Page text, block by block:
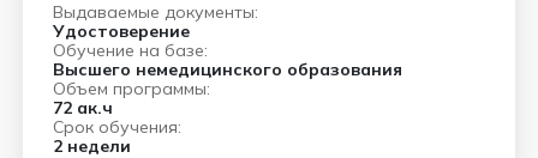
Выдаваемые документы:
Удостоверение
Обучение на базе:
Высшего немедицинского образования
Объем программы:
72 ак.ч
Срок обучения:
2 недели